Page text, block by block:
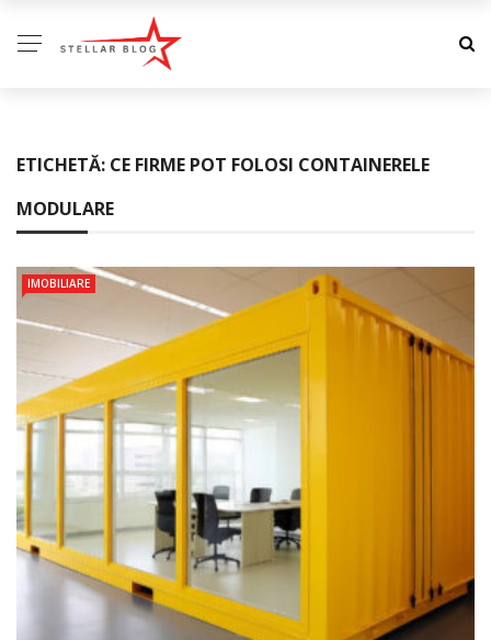
ETICHETĂ: CE FIRME POT FOLOSI CONTAINERELE
MODULARE
IMOBILIARE